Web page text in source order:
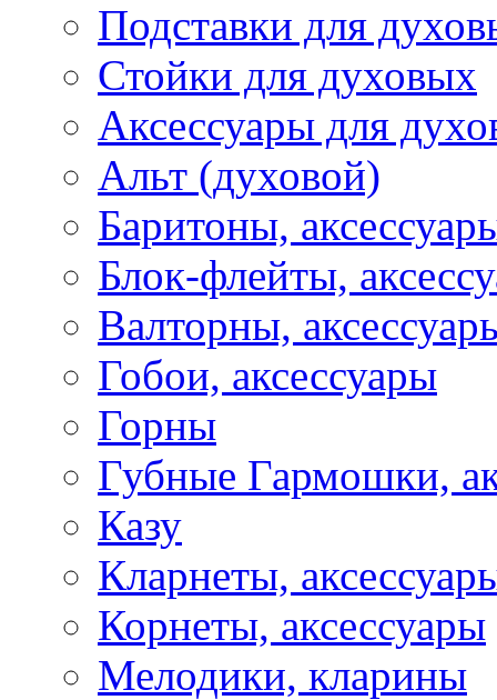
Подставки для
Стойки для духовых
Аксессуары для
Альт (духовой)
Баритоны,
Блок-флейты,
Валторны,
Гобои, аксессуары
Горны
Губные Гармошки,
Казу
Кларнеты,
Корнеты, аксессуары
Мелодики, кларины